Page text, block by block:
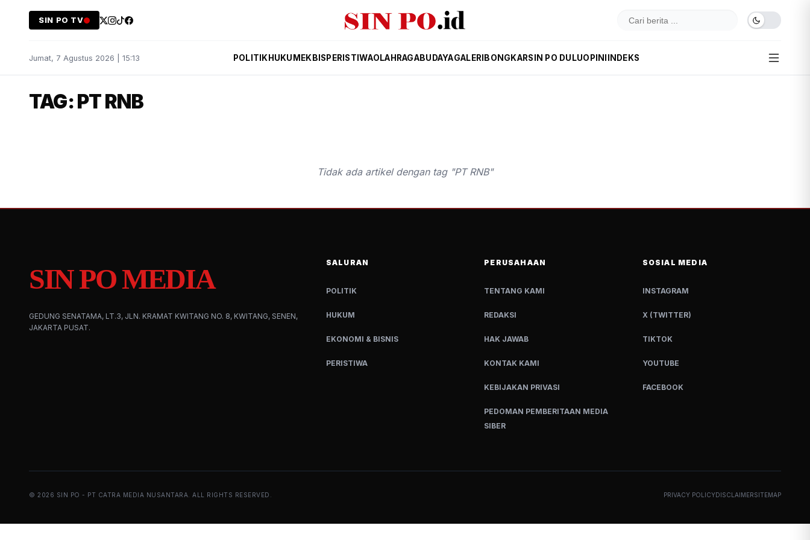
SIN PO TV
Jumat, 7 Agustus 2026 | 15:13 POLITIK HUKUM EKBIS PERISTIWAOLAHRAGABUDAYAGALERI BONGKARSIN PO DULUOPINI INDEKS
TAG: PT RNB
Tidak ada artikel dengan tag "PT RNB"
SIN PO MEDIA
GEDUNG SENATAMA, LT.3, JLN. KRAMAT KWITANG NO. 8, KWITANG, SENEN,
JAKARTA PUSAT.
SALURAN
POLITIK
HUKUM
EKONOMI & BISNIS
PERISTIWA
PERUSAHAAN
TENTANG KAMI
REDAKSI
HAK JAWAB
KONTAK KAMI
KEBIJAKAN PRIVASI
PEDOMAN PEMBERITAAN MEDIA
SIBER
SOSIAL MEDIA
INSTAGRAM
X (TWITTER)
TIKTOK
YOUTUBE
FACEBOOK
© 2026 SIN PO - PT CATRA MEDIA NUSANTARA. ALL RIGHTS RESERVED. PRIVACY POLICYDISCLAIMERSITEMAP